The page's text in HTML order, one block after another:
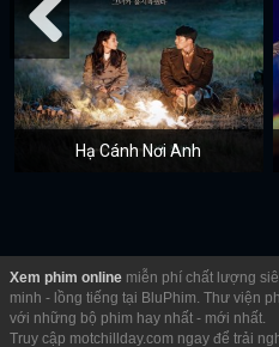
Hạ Cánh Nơi Anh
Xem phim online miễn phí chất lượng
minh - lồng tiếng tại BluPhim. Thư viện
với những bộ phim hay nhất - mới nhất.
Truy cập motchillday.com ngay để trải